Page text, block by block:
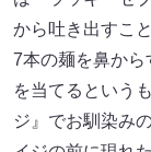
から吐き出すこ
7本の麺を鼻か
を当てるという
ジ』でお馴染み